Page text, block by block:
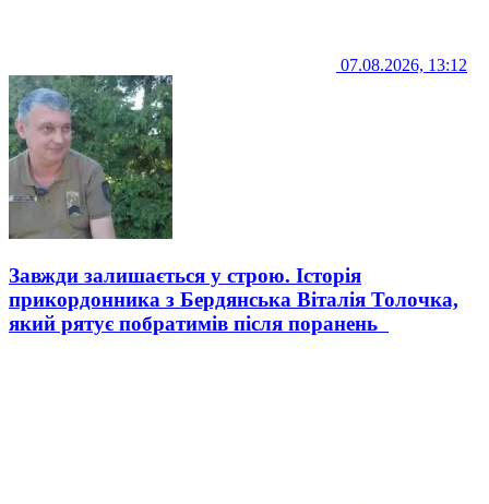
07.08.2026, 13:12
Завжди залишається у строю. Історія
прикордонника з Бердянська Віталія Толочка,
який рятує побратимів після поранень